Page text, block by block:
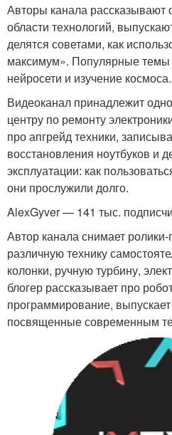
Авторы канала рассказывают
области технологий,
делятся советами, как
максимум». Популярные
нейросети и изучение космоса.
Видеоканал принадлежит
центру по ремонту
про апгрейд техники,
восстановления ноутбуков и
эксплуатации: как
они прослужили долго.
AlexGyver — 141 тыс.
Автор канала снимает ролики-
различную технику
колонки, ручную турбину,
блогер рассказывает про
программирование,
посвященные современным